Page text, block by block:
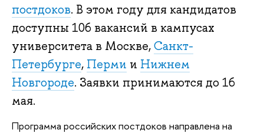
постдоков. В этом году для кандидатов
доступны 106 вакансий в кампусах
университета в Москве,Санкт-
Петербурге, Перми и Нижнем
Новгороде. Заявки принимаются до 16
мая.
Программа российских постдоков направлена на